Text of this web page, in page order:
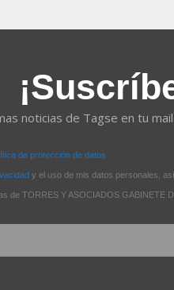
noticias de Tagse en tu
de protección de datos
y el uso de mis datos personales,
de TORRES Y ASOCIADOS GABINETE